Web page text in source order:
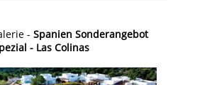
- Spanien Sonderangebot
- Las Colinas